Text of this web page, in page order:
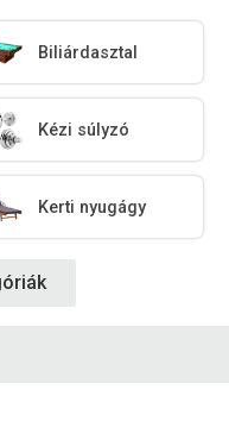
Biliárdasztal
Kézi súlyzó
Kerti nyugágy